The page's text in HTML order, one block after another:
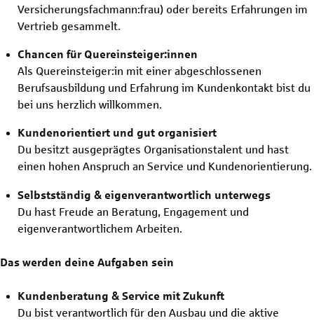
Versicherungsfachmann:frau) oder bereits Erfahrungen im
Vertrieb gesammelt.
Chancen für Quereinsteiger:innen
Als Quereinsteiger:in mit einer abgeschlossenen
Berufsausbildung und Erfahrung im Kundenkontakt bist du
bei uns herzlich willkommen.
Kundenorientiert und gut organisiert
Du besitzt ausgeprägtes Organisationstalent und hast
einen hohen Anspruch an Service und Kundenorientierung.
Selbstständig & eigenverantwortlich unterwegs
Du hast Freude an Beratung, Engagement und
eigenverantwortlichem Arbeiten.
Das werden deine Aufgaben sein
Kundenberatung & Service mit Zukunft
Du bist verantwortlich für den Ausbau und die aktive